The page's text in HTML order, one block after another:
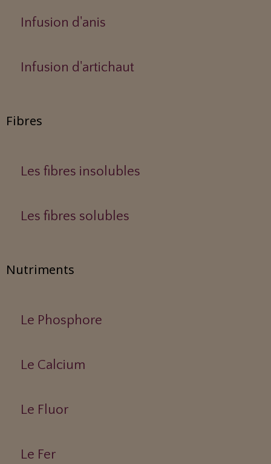
Infusion d'anis
Infusion d'artichaut
Fibres
Les fibres insolubles
Les fibres solubles
Nutriments
Le Phosphore
Le Calcium
Le Fluor
Le Fer